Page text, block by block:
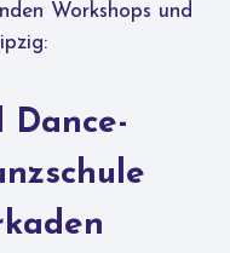
Workshops und
Dance-